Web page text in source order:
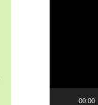
00:00